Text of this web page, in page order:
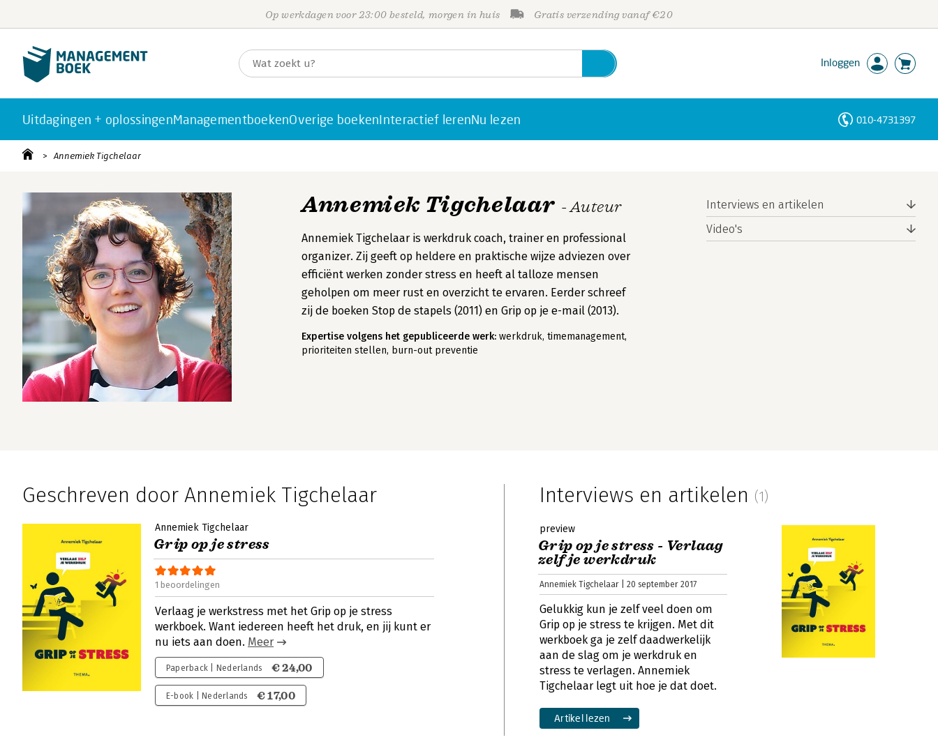
Op werkdagen voor 23:00 besteld, morgen in huis Gratis verzending vanaf €20
Inloggen
Uitdagingen + oplossingenManagementboekenOverige boekenInteractief lerenNu lezen 010-4731397
Annemiek Tigchelaar
Annemiek Tigchelaar - Auteur
Annemiek Tigchelaar is werkdruk coach, trainer en professional
organizer. Zij geeft op heldere en praktische wijze adviezen over
efficiënt werken zonder stress en heeft al talloze mensen
geholpen om meer rust en overzicht te ervaren. Eerder schreef
zij de boeken Stop de stapels (2011) en Grip op je e-mail (2013).
Expertise volgens het gepubliceerde werk: werkdruk, timemanagement,
prioriteiten stellen, burn-out preventie
Interviews en artikelen
Video's
Geschreven door Annemiek Tigchelaar
Annemiek Tigchelaar
Grip op je stress
1 beoordelingen
Verlaag je werkstress met het Grip op je stress
werkboek. Want iedereen heeft het druk, en jij kunt er
nu iets aan doen. Meer
Paperback | Nederlands € 24,00
E-book | Nederlands € 17,00
Interviews en artikelen (1)
preview
Grip op je stress - Verlaag
zelf je werkdruk
Annemiek Tigchelaar | 20 september 2017
Gelukkig kun je zelf veel doen om
Grip op je stress te krijgen. Met dit
werkboek ga je zelf daadwerkelijk
aan de slag om je werkdruk en
stress te verlagen. Annemiek
Tigchelaar legt uit hoe je dat doet.
Artikel lezen
Personen